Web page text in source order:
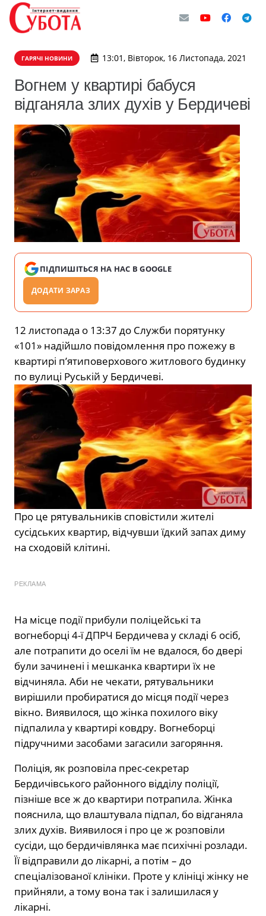
ГАРЯЧІ НОВИНИ 13:01, Вівторок, 16 Листопада, 2021
Вогнем у квартирі бабуся
відганяла злих духів у Бердичеві
ПІДПИШІТЬСЯ НА НАС В GOOGLE
ДОДАТИ ЗАРАЗ
12 листопада о 13:37 до Служби порятунку
«101» надійшло повідомлення про пожежу в
квартирі п’ятиповерхового житлового будинку
по вулиці Руській у Бердичеві.
Про це рятувальників сповістили жителі
сусідських квартир, відчувши їдкий запах диму
на сходовій клітині.
РЕКЛАМА
На місце події прибули поліцейські та
вогнеборці 4-ї ДПРЧ Бердичева у складі 6 осіб,
але потрапити до оселі їм не вдалося, бо двері
були зачинені і мешканка квартири їх не
відчиняла. Аби не чекати, рятувальники
вирішили пробиратися до місця події через
вікно. Виявилося, що жінка похилого віку
підпалила у квартирі ковдру. Вогнеборці
підручними засобами загасили загоряння.
Поліція, як розповіла прес-секретар
Бердичівського районного відділу поліції,
пізніше все ж до квартири потрапила. Жінка
пояснила, що влаштувала підпал, бо відганяла
злих духів. Виявилося і про це ж розповіли
сусіди, що бердичівлянка має психічні розлади.
Її відправили до лікарні, а потім – до
спеціалізованої клініки. Проте у клініці жінку не
прийняли, а тому вона так і залишилася у
лікарні.